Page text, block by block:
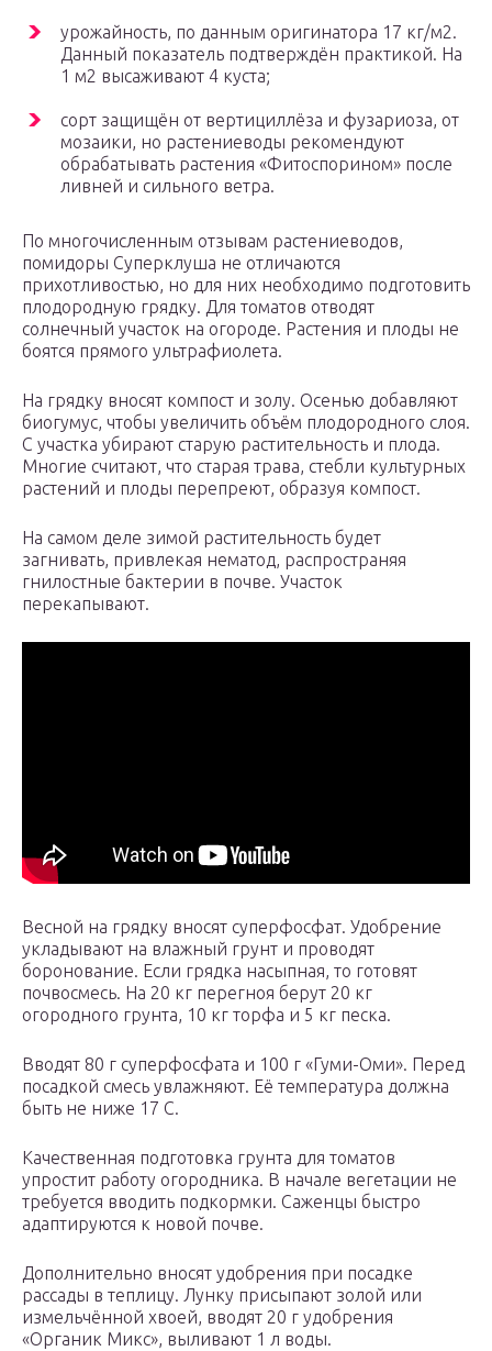
урожайность, по данным оригинатора 17 кг/м2.
Данный показатель подтверждён практикой. На
1 м2 высаживают 4 куста;
сорт защищён от вертициллёза и фузариоза, от
мозаики, но растениеводы рекомендуют
обрабатывать растения «Фитоспорином» после
ливней и сильного ветра.
По многочисленным отзывам растениеводов,
помидоры Суперклуша не отличаются
прихотливостью, но для них необходимо подготовить
плодородную грядку. Для томатов отводят
солнечный участок на огороде. Растения и плоды не
боятся прямого ультрафиолета.
На грядку вносят компост и золу. Осенью добавляют
биогумус, чтобы увеличить объём плодородного слоя.
С участка убирают старую растительность и плода.
Многие считают, что старая трава, стебли культурных
растений и плоды перепреют, образуя компост.
На самом деле зимой растительность будет
загнивать, привлекая нематод, распространяя
гнилостные бактерии в почве. Участок
перекапывают.
Весной на грядку вносят суперфосфат. Удобрение
укладывают на влажный грунт и проводят
боронование. Если грядка насыпная, то готовят
почвосмесь. На 20 кг перегноя берут 20 кг
огородного грунта, 10 кг торфа и 5 кг песка.
Вводят 80 г суперфосфата и 100 г «Гуми-Оми». Перед
посадкой смесь увлажняют. Её температура должна
быть не ниже 17 С.
Качественная подготовка грунта для томатов
упростит работу огородника. В начале вегетации не
требуется вводить подкормки. Саженцы быстро
адаптируются к новой почве.
Дополнительно вносят удобрения при посадке
рассады в теплицу. Лунку присыпают золой или
измельчённой хвоей, вводят 20 г удобрения
«Органик Микс», выливают 1 л воды.